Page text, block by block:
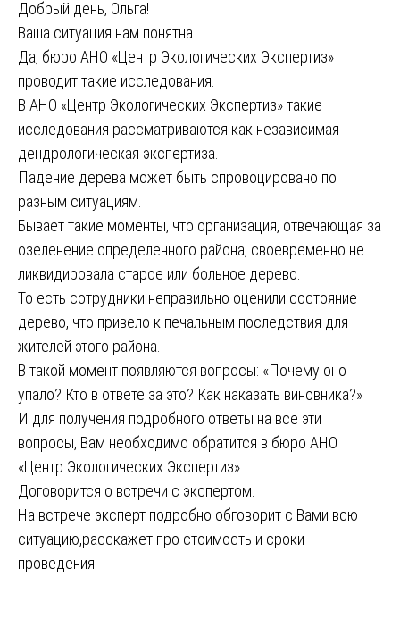
Добрый день, Ольга!
Ваша ситуация нам понятна.
Да, бюро АНО «Центр Экологических Экспертиз»
проводит такие исследования.
В АНО «Центр Экологических Экспертиз» такие
исследования рассматриваются как независимая
дендрологическая экспертиза.
Падение дерева может быть спровоцировано по
разным ситуациям.
Бывает такие моменты, что организация, отвечающая за
озеленение определенного района, своевременно не
ликвидировала старое или больное дерево.
То есть сотрудники неправильно оценили состояние
дерево, что привело к печальным последствия для
жителей этого района.
В такой момент появляются вопросы: «Почему оно
упало? Кто в ответе за это? Как наказать виновника?»
И для получения подробного ответы на все эти
вопросы, Вам необходимо обратится в бюро АНО
«Центр Экологических Экспертиз».
Договорится о встречи с экспертом.
На встрече эксперт подробно обговорит с Вами всю
ситуацию,расскажет про стоимость и сроки
проведения.